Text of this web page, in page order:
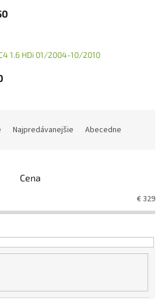
1.6 HDi 01/2004-10/2010
Najpredávanejšie Abecedne
Cena
€329